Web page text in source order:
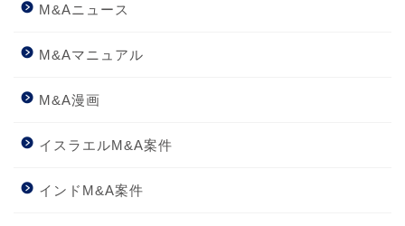
M&Aニュース
M&Aマニュアル
M&A漫画
イスラエルM&A案件
インドM&A案件